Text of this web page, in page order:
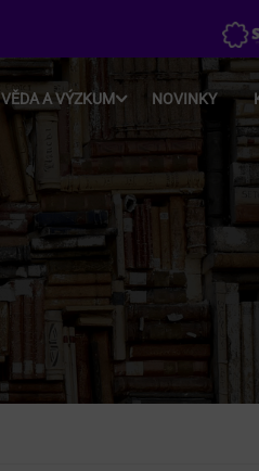
VĚDA A VÝZKUM NOVINKY